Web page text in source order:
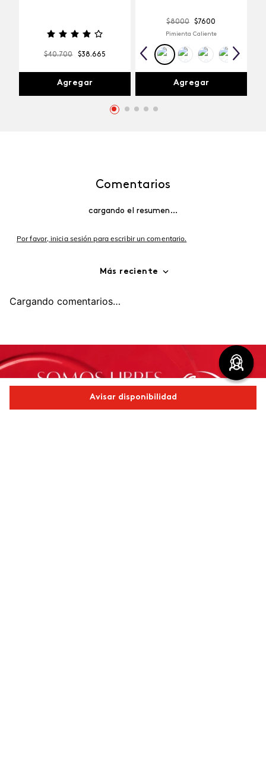
Avisar disponibilidad
$40.700 $38.665
Agregar
$8000 $7600
Pimienta Caliente
Agregar
Comentarios
cargando el resumen…
Por favor, inicia sesión para escribir un comentario.
Más reciente
Cargando comentarios…